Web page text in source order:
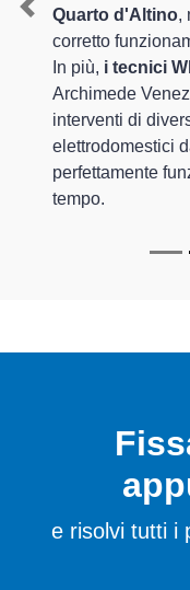
Quarto d'Altino,
corretto
In più, i tecnici
Archimede
interventi di
elettrodomestici
perfettamente
tempo.
Previous
e risolvi tutti i